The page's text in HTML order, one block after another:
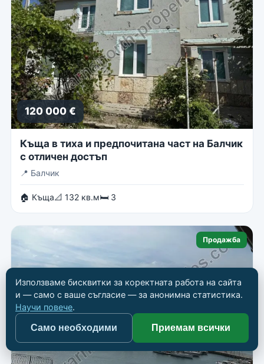
120 000 €
Къща в тиха и предпочитана част на Балчик
с отличен достъп
📍 Балчик
🏠 Къща📐 132 кв.м🛏 3
Продажба
Използваме бисквитки за коректната работа на сайта
и — само с ваше съгласие — за анонимна статистика.
Научи повече.
Само необходими Приемам всички